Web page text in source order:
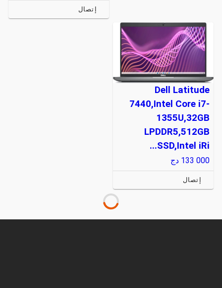
إتصال
Dell Latitude
7440,Intel Core i7-
1355U,32GB
LPDDR5,512GB
SSD,Intel iRi...
133 000 دج
إتصال